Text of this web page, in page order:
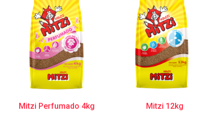
Mitzi Perfumado 4kg Mitzi 12kg